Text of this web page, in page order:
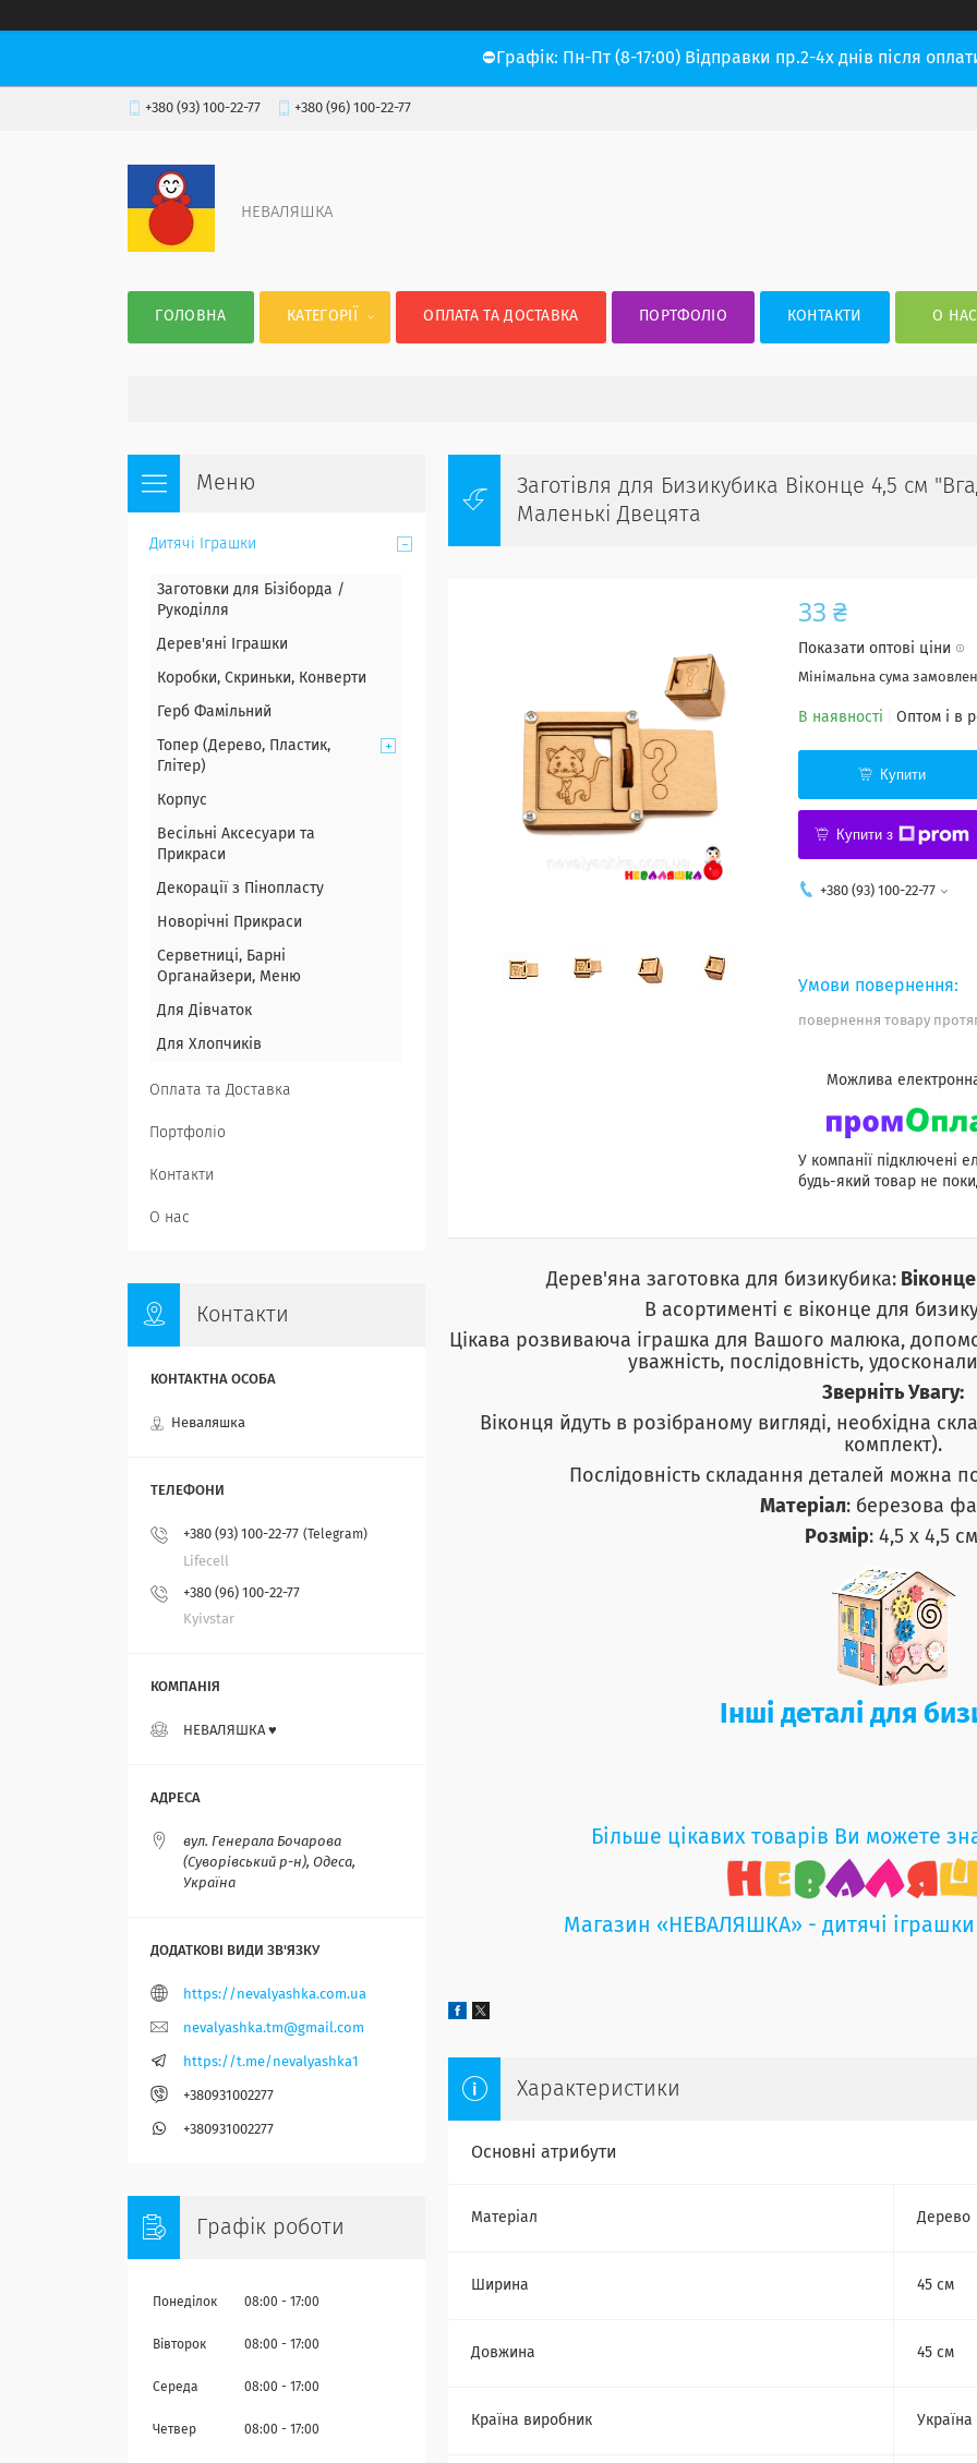
⛔Графік: Пн-Пт (8-17:00) Відправки пр.2-4х днів після
+380 (93) 100-22-77 +380 (96) 100-22-77
НЕВАЛЯШКА
ГОЛОВНА КАТЕГОРІЇ ОПЛАТА ТА ДОСТАВКА ПОРТФОЛІО КОНТАКТИ О НАС
Заготівля для Бизикубика Віконце 4,5 см
Маленькі Двецята
33 ₴
Показати оптові ціни
Мінімальна сума
В наявності Оптом і в
Купити
Купити з
+380 (93) 100-22-77
повернення товару
У компанії підключені
будь-який товар не
Дерев'яна заготовка для бизикубика:
В асортименті є віконце для
Цікава розвиваюча іграшка для Вашого малюка,
уважність, послідовність,
Зверніть Увагу:
Віконця йдуть в розібраному вигляді, необхідна
комплект).
Послідовність складання деталей
Матеріал: березова
Розмір: 4,5 х 4,5
Інші деталі для
Більше цікавих товарів Ви можете
Магазин «НЕВАЛЯШКА» - дитячі
Характеристики
Основні атрибути
Матеріал Дерево
Ширина 45 см
Довжина 45 см
Країна виробник Україна
Дитячі Іграшки
Заготовки для Бізіборда /
Рукоділля
Дерев'яні Іграшки
Коробки, Скриньки, Конверти
Герб Фамільний
Топер (Дерево, Пластик,
Глітер)
Корпус
Весільні Аксесуари та
Прикраси
Декорації з Пінопласту
Новорічні Прикраси
Серветниці, Барні
Органайзери, Меню
Для Дівчаток
Для Хлопчиків
Оплата та Доставка
Портфоліо
Контакти
О нас
Контакти
Неваляшка
+380 (93) 100-22-77 Telegram
Lifecell
+380 (96) 100-22-77
Kyivstar
НЕВАЛЯШКА ♥️
вул. Генерала Бочарова
(Суворівський р-н), Одеса,
Україна
https://nevalyashka.com.ua
nevalyashka.tm@gmail.com
https://t.me/nevalyashka1
+380931002277
+380931002277
Графік роботи
Понеділок 08:00 17:00
Вівторок 08:00 17:00
Середа 08:00 17:00
Четвер 08:00 17:00